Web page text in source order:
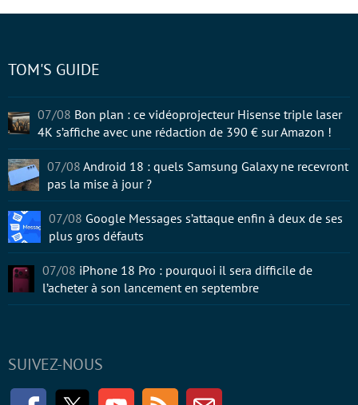
SUIVEZ-NOUS
FacebookTwitter Youtube RSS Newsletter
TOM'S GUIDE
07/08 Bon plan : ce vidéoprojecteur Hisense triple laser
4K s’affiche avec une rédaction de 390 € sur Amazon !
07/08 Android 18 : quels Samsung Galaxy ne recevront
pas la mise à jour ?
07/08 Google Messages s’attaque enfin à deux de ses
plus gros défauts
07/08 iPhone 18 Pro : pourquoi il sera difficile de
l’acheter à son lancement en septembre